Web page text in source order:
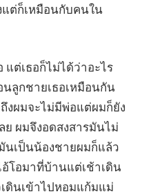
แต่ก็เหมือนกับคนใน
ต่เธอก็ไม่ได้ว่าอะไร
นลูกชายเธอเหมือนกัน
งผมจะไม่มีพ่อแต่ผมก็ยัง
ย ผมจึงอดสงสารมันไม่
นเป็นน้องชายผมก็แล้ว
โอมาที่บ้านแต่เช้าเดิน
ดินเข้าไปหอมแก้มแม่